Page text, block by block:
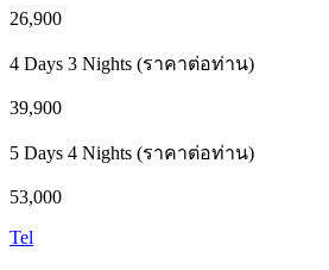
26,900
4 Days 3 Nights (ราคาต่อท่าน)
39,900
5 Days 4 Nights (ราคาต่อท่าน)
53,000
Tel